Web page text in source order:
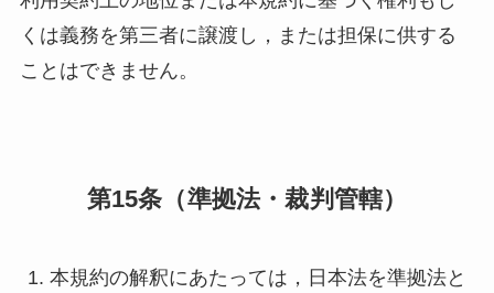
くは義務を第三者に譲渡し，または担保に供する
ことはできません。
第15条（準拠法・裁判管轄）
本規約の解釈にあたっては，日本法を準拠法と